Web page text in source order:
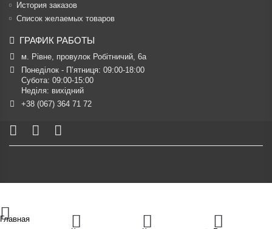
История заказов
Список желаемых товаров
ГРАФИК РАБОТЫ
м. Рівне, провулок Робітничий, 6а
Понеділок - П’ятниця: 09:00-18:00
Субота: 09:00-15:00
Неділя: вихідний
+38 (067) 364 71 72
Главная